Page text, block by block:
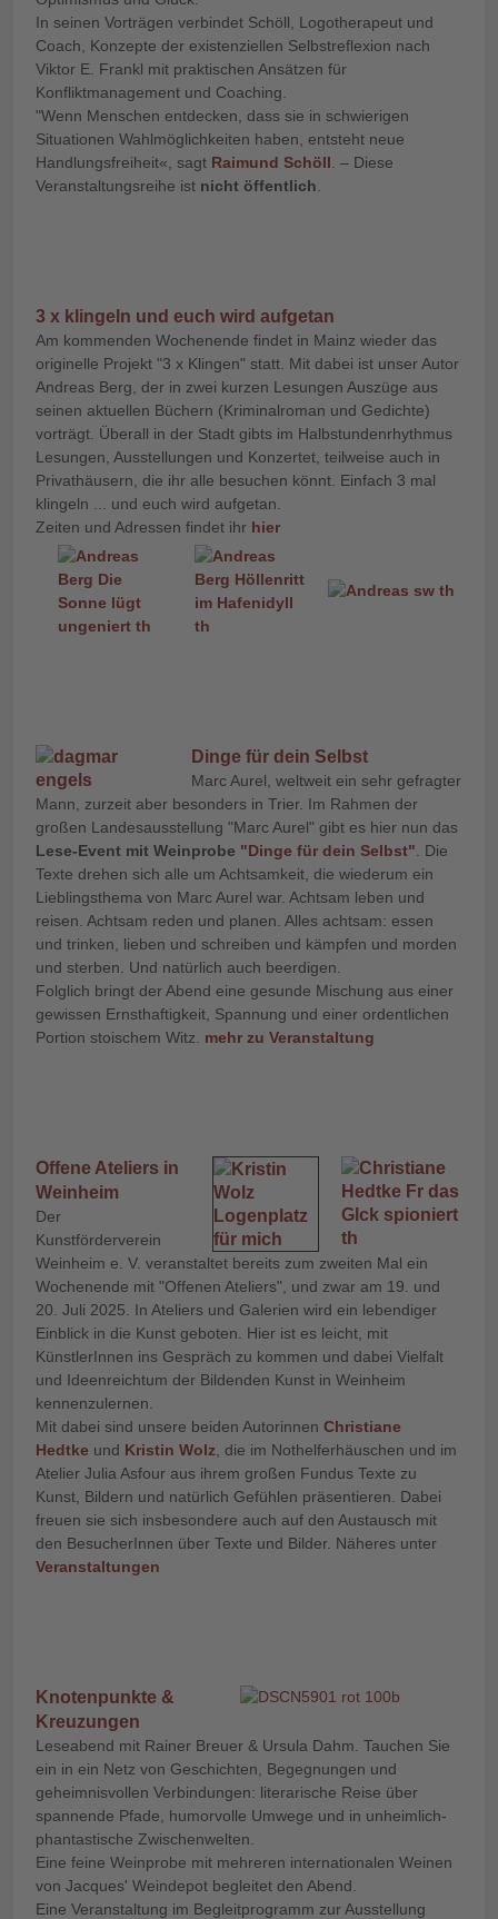
In seinen Vorträgen verbindet Schöll, Logotherapeut und
Coach, Konzepte der existenziellen Selbstreflexion nach
Viktor E. Frankl mit praktischen Ansätzen für
Konfliktmanagement und Coaching.
"Wenn Menschen entdecken, dass sie in schwierigen
Situationen Wahlmöglichkeiten haben, entsteht neue
Handlungsfreiheit«, sagt Raimund Schöll . – Diese
Veranstaltungsreihe ist nicht öffentlich
3 x klingeln und euch wird aufgetan
Am kommenden Wochenende findet in Mainz wieder das
originelle Projekt "3 x Klingen" statt. Mit dabei ist unser Autor
Andreas Berg, der in zwei kurzen Lesungen Auszüge aus
seinen aktuellen Büchern (Kriminalroman und Gedichte)
vorträgt. Überall in der Stadt gibts im Halbstundenrhythmus
Lesungen, Ausstellungen und Konzertet, teilweise auch in
Privathäusern, die ihr alle besuchen könnt. Einfach 3 mal
klingeln ... und euch wird aufgetan.
Zeiten und Adressen findet ihr hier
Dinge für dein Selbst
Marc Aurel, weltweit ein sehr gefragter
Mann, zurzeit aber besonders in Trier. Im Rahmen der
großen Landesausstellung "Marc Aurel" gibt es hier nun das
Lese-Event mit Weinprobe "Dinge für dein Selbst" . Die
Texte drehen sich alle um Achtsamkeit, die wiederum ein
Lieblingsthema von Marc Aurel war. Achtsam leben und
reisen. Achtsam reden und planen. Alles achtsam: essen
und trinken, lieben und schreiben und kämpfen und morden
und sterben. Und natürlich auch beerdigen.
Folglich bringt der Abend eine gesunde Mischung aus einer
gewissen Ernsthaftigkeit, Spannung und einer ordentlichen
Portion stoischem Witz. mehr zu Veranstaltung
Offene Ateliers in
Weinheim
Der
Kunstförderverein
Weinheim e. V. veranstaltet bereits zum zweiten Mal ein
Wochenende mit "Offenen Ateliers", und zwar am 19. und
20. Juli 2025. In Ateliers und Galerien wird ein lebendiger
Einblick in die Kunst geboten. Hier ist es leicht, mit
KünstlerInnen ins Gespräch zu kommen und dabei Vielfalt
und Ideenreichtum der Bildenden Kunst in Weinheim
kennenzulernen.
Mit dabei sind unsere beiden Autorinnen Christiane
Hedtke und Kristin Wolz , die im Nothelferhäuschen und im
Atelier Julia Asfour aus ihrem großen Fundus Texte zu
Kunst, Bildern und natürlich Gefühlen präsentieren. Dabei
freuen sie sich insbesondere auch auf den Austausch mit
den BesucherInnen über Texte und Bilder. Näheres unter
Veranstaltungen
Knotenpunkte &
Kreuzungen
Leseabend mit Rainer Breuer & Ursula Dahm. Tauchen Sie
ein in ein Netz von Geschichten, Begegnungen und
geheimnisvollen Verbindungen: literarische Reise über
spannende Pfade, humorvolle Umwege und in unheimlich-
phantastische Zwischenwelten.
Eine feine Weinprobe mit mehreren internationalen Weinen
von Jacques' Weindepot begleitet den Abend.
Eine Veranstaltung im Begleitprogramm zur Ausstellung